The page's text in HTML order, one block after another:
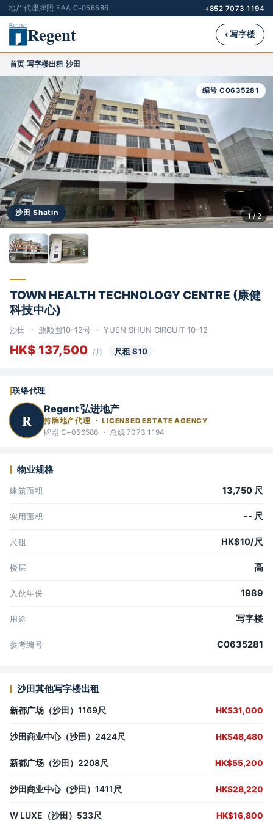
地产代理牌照 EAA C-056586 +852 7073 1194
Regent ‹ 写字楼
首页›写字楼出租›沙田
沙田 Shatin
编号 C0635281
1 / 2
TOWN HEALTH TECHNOLOGY CENTRE (康健
科技中心)
沙田 ・ 源顺围10-12号 ・ YUEN SHUN CIRCUIT 10-12
HK$ 137,500 /月 尺租 $10
联络代理
R
Regent 弘进地产
持牌地产代理 ・ LICENSED ESTATE AGENCY
牌照 C−056586 ・ 总线 7073 1194
物业规格
建筑面积 13,750 尺
实用面积 -- 尺
尺租 HK$10/尺
楼层 高
入伙年份 1989
用途 写字楼
参考编号 C0635281
沙田其他写字楼出租
新都广场（沙田）1169尺 HK$31,000
沙田商业中心（沙田）2424尺 HK$48,480
新都广场（沙田）2208尺 HK$55,200
沙田商业中心（沙田）1411尺 HK$28,220
W LUXE（沙田）533尺 HK$16,800